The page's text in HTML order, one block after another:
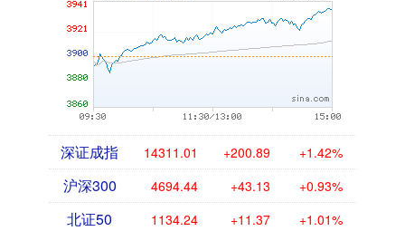
深证成指 14311.01 +200.89 +1.42%
沪深300 4694.44 +43.13 +0.93%
北证50 1134.24 +11.37 +1.01%